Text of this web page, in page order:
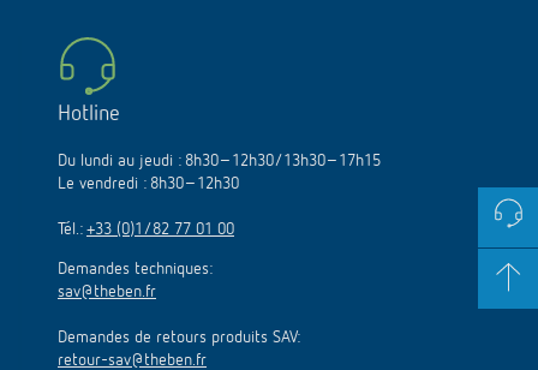
Hotline
Du lundi au jeudi : 8h30–12h30/13h30–17h15
Le vendredi : 8h30–12h30
Tél.: +33 (0)1/82 77 01 00
Demandes techniques:
sav@theben.fr
Demandes de retours produits SAV:
retour-sav@theben.fr